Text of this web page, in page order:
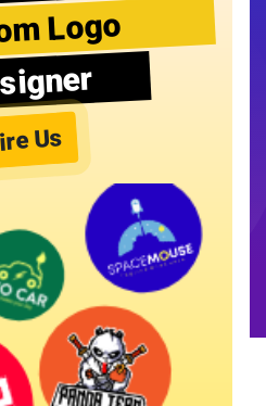
Logo
Us